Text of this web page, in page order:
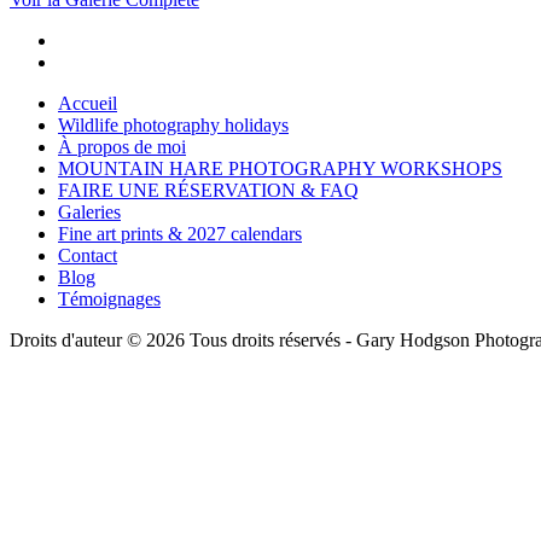
Accueil
Wildlife photography holidays
À propos de moi
MOUNTAIN HARE PHOTOGRAPHY WORKSHOPS
FAIRE UNE RÉSERVATION & FAQ
Galeries
Fine art prints & 2027 calendars
Contact
Blog
Témoignages
Droits d'auteur © 2026 Tous droits réservés - Gary Hodgson